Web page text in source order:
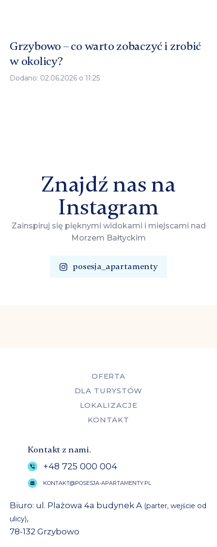
Grzybowo – co warto zobaczyć i zrobić
w okolicy?
Dodano: 02.06.2026 o 11:25
Znajdź nas na
Instagram
Zainspiruj się pięknymi widokami i miejscami nad
Morzem Bałtyckim
posesja_apartamenty
OFERTA
DLA TURYSTÓW
LOKALIZACJE
KONTAKT
Kontakt z nami.
+48 725 000 004
KONTAKT@POSESJA-APARTAMENTY.PL
Biuro: ul. Plażowa 4a budynek A (parter, wejście od
ulicy),
78-132 Grzybowo